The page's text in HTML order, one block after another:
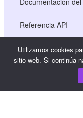
Referencia API
Referencia JS SDK
Utilizamos cookies
sitio web. Si continúa